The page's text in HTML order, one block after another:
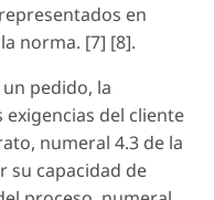
en
norma. [7] [8].
pedido, la
del cliente
numeral 4.3 de la
su capacidad de